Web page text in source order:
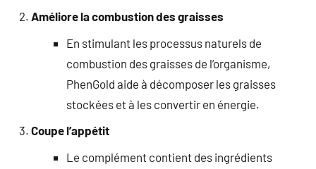
Améliore la combustion des graisses
En stimulant les processus naturels de
combustion des graisses de l’organisme,
PhenGold aide à décomposer les graisses
stockées et à les convertir en énergie.
Coupe l’appétit
Le complément contient des ingrédients